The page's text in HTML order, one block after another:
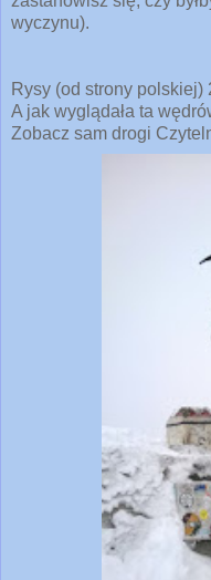
wyczynu).
Rysy (od strony polskiej)
A jak wyglądała ta
Zobacz sam drogi